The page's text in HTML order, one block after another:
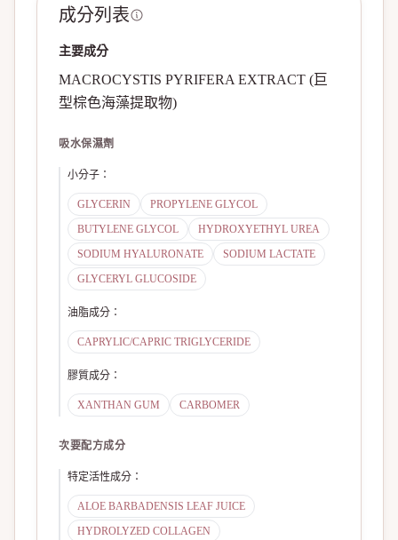
成分列表
主要成分
MACROCYSTIS PYRIFERA EXTRACT (巨
型棕色海藻提取物)
吸水保濕劑
小分子 ：
GLYCERIN
PROPYLENE GLYCOL
BUTYLENE GLYCOL
HYDROXYETHYL UREA
SODIUM HYALURONATE
SODIUM LACTATE
GLYCERYL GLUCOSIDE
油脂成分 ：
CAPRYLIC/CAPRIC TRIGLYCERIDE
膠質成分 ：
XANTHAN GUM CARBOMER
次要配方成分
特定活性成分 ：
ALOE BARBADENSIS LEAF JUICE
HYDROLYZED COLLAGEN